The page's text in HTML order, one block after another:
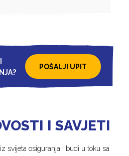
POŠALJI UPIT
I SAVJETI
svijeta osiguranja i budi u toku sa